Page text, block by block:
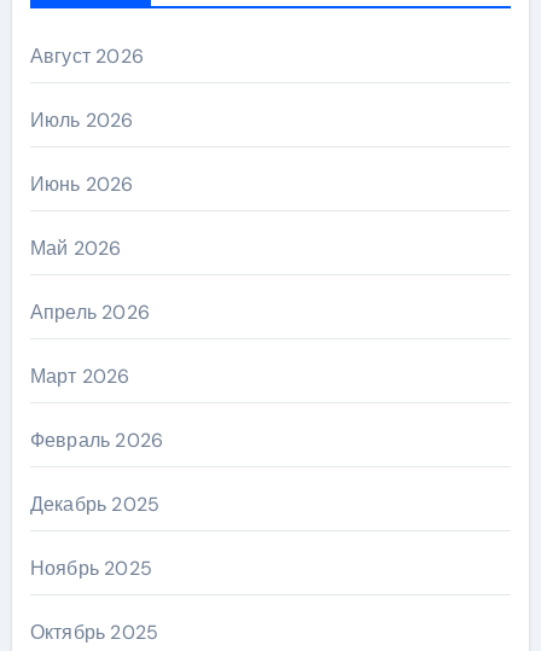
Август 2026
Июль 2026
Июнь 2026
Май 2026
Апрель 2026
Март 2026
Февраль 2026
Декабрь 2025
Ноябрь 2025
Октябрь 2025